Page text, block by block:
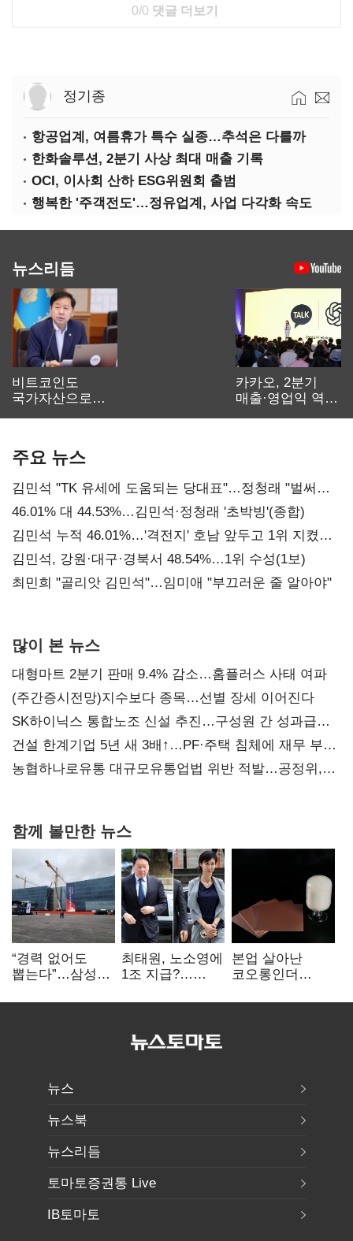
0/0 댓글 더보기
정기종
항공업계, 여름휴가 특수 실종…추석은 다를까
한화솔루션, 2분기 사상 최대 매출 기록
OCI, 이사회 산하 ESG위원회 출범
행복한 '주객전도'…정유업계, 사업 다각화 속도
뉴스리듬
비트코인도
국가자산으로…'
카카오, 2분기
매출·영업익 역대
주요 뉴스
김민석 "TK 유세에 도움되는 당대표"…정청래 "벌써
대표된 양 당직 배분"
46.01% 대 44.53%…김민석·정청래 '초박빙'(종합)
김민석 누적 46.01%…'격전지' 호남 앞두고 1위 지켰다
(2보)
김민석, 강원·대구·경북서 48.54%…1위 수성(1보)
최민희 "골리앗 김민석"…임미애 "부끄러운 줄 알아야"
많이 본 뉴스
대형마트 2분기 판매 9.4% 감소…홈플러스 사태 여파
(주간증시전망)지수보다 종목…선별 장세 이어진다
SK하이닉스 통합노조 신설 추진…구성원 간 성과급
불만 확산
건설 한계기업 5년 새 3배↑…PF·주택 침체에 재무 부담
확대
농협하나로유통 대규모유통업법 위반 적발…공정위,
함께 볼만한 뉴스
“경력 없어도
뽑는다”…삼성
반도체 인재
최태원, 노소영에
1조 지급?…
본업 살아난
코오롱인더
배터리 소재로
뉴스
뉴스북
뉴스리듬
토마토증권통 Live
IB토마토